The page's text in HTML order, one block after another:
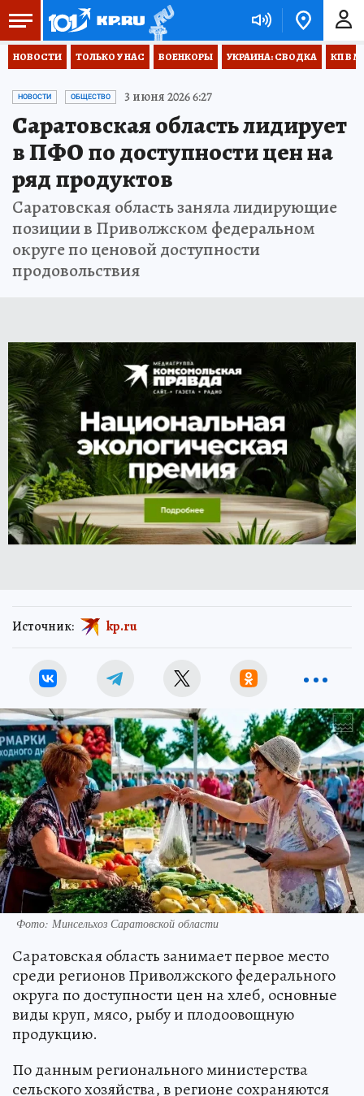
НОВОСТИ ТОЛЬКО У НАС ВОЕНКОРЫ УКРАИНА: СВОДКА КП В
НОВОСТИ ОБЩЕСТВО 3 июня 2026 6:27
Саратовская область лидирует
в ПФО по доступности цен на
ряд продуктов
Саратовская область заняла лидирующие
позиции в Приволжском федеральном
округе по ценовой доступности
продовольствия
Источник: kp.ru
Фото: Минсельхоз Саратовской области
Саратовская область занимает первое место
среди регионов Приволжского федерального
округа по доступности цен на хлеб, основные
виды круп, мясо, рыбу и плодоовощную
продукцию.
По данным регионального министерства
сельского хозяйства, в регионе сохраняются